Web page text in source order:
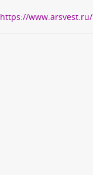
https://www.arsvest.ru/